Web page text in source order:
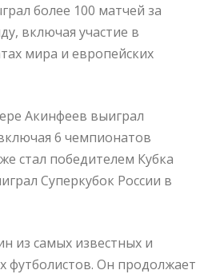
более 100 матчей за
включая участие в
мира и европейских
Акинфеев выиграл
6 чемпионатов
стал победителем Кубка
Суперкубок России в
из самых известных и
футболистов. Он продолжает